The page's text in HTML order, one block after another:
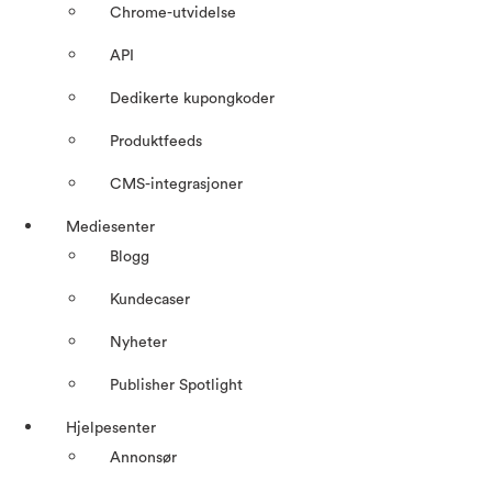
Chrome-utvidelse
API
Dedikerte kupongkoder
Produktfeeds
CMS-integrasjoner
Mediesenter
Blogg
Kundecaser
Nyheter
Publisher Spotlight
Hjelpesenter
Annonsør